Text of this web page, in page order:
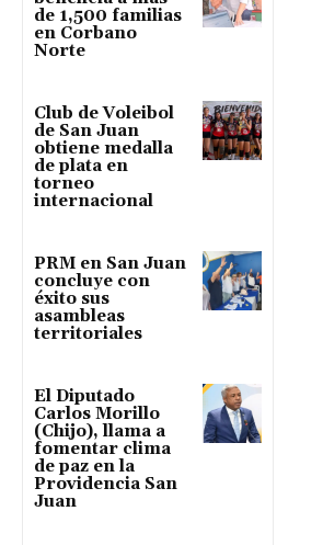
de 1,500 familias
en Corbano
Norte
Club de Voleibol
de San Juan
obtiene medalla
de plata en
torneo
internacional
PRM en San Juan
concluye con
éxito sus
asambleas
territoriales
El Diputado
Carlos Morillo
(Chijo), llama a
fomentar clima
de paz en la
Providencia San
Juan